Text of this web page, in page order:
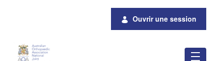
Ouvrir une session